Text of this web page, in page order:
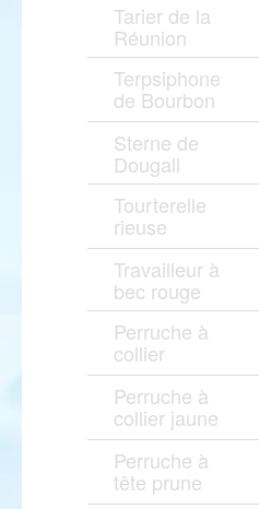
Tarier de la
Réunion
Terpsiphone
de Bourbon
Sterne de
Dougall
Tourterelle
rieuse
Travailleur à
bec rouge
Perruche à
collier
Perruche à
collier jaune
Perruche à
tête prune